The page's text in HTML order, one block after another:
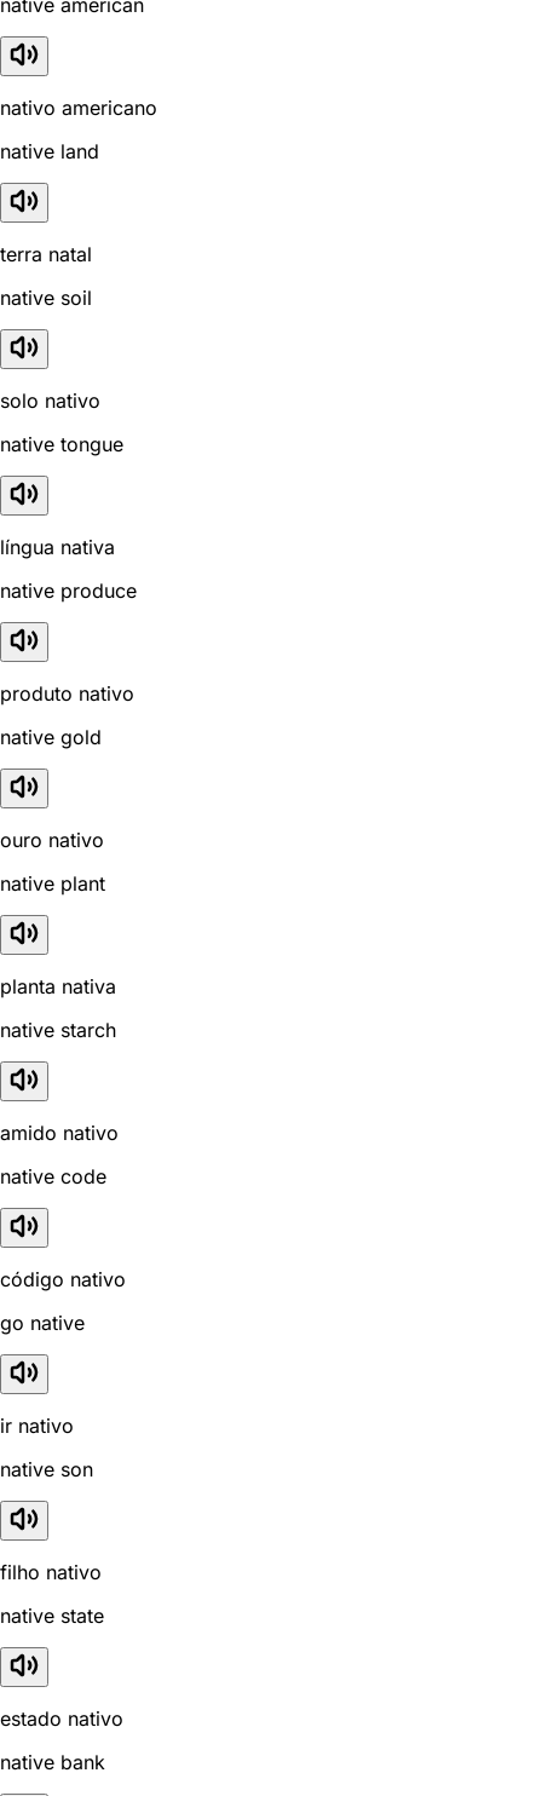
native american
nativo americano
native land
terra natal
native soil
solo nativo
native tongue
língua nativa
native produce
produto nativo
native gold
ouro nativo
native plant
planta nativa
native starch
amido nativo
native code
código nativo
go native
ir nativo
native son
filho nativo
native state
estado nativo
native bank